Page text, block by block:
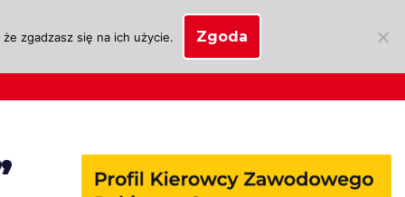
zgadzasz się na ich użycie. Zgoda